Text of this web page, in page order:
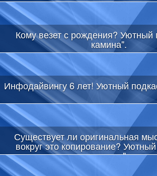
Кому везет с рождения? Уютный
камина".
Инфодайвингу 6 лет! Уютный
Существует ли оригинальная
вокруг это копирование?
камина"